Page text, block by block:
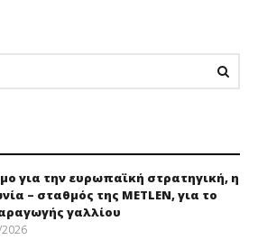
για την ευρωπαϊκή στρατηγική, η
– σταθμός της METLEN, για το
γαλλίου